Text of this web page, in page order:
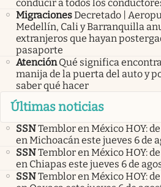
conducir a todos los
MigracionesDecretado |
Medellín, Cali y Barranquilla
extranjeros que hayan
pasaporte
Atención Qué significa
manija de la puerta del auto y
saber qué hacer
Últimas noticias
SSNTemblor en México HOY:
en Michoacán este jueves 6 de
SSNTemblor en México HOY:
en Chiapas este jueves 6 de
SSNTemblor en México HOY: